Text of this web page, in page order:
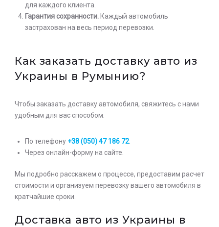
для каждого клиента.
Гарантия сохранности. Каждый автомобиль
застрахован на весь период перевозки.
Как заказать доставку авто из
Украины в Румынию?
Чтобы заказать доставку автомобиля, свяжитесь с нами
удобным для вас способом:
По телефону +38 (050) 47 186 72.
Через онлайн-форму на сайте.
Мы подробно расскажем о процессе, предоставим расчет
стоимости и организуем перевозку вашего автомобиля в
кратчайшие сроки.
Доставка авто из Украины в